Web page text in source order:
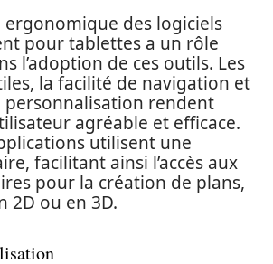
ergonomique des logiciels
pour tablettes a un rôle
l’adoption de ces outils. Les
la facilité de navigation et
personnalisation rendent
agréable et efficace.
utilisent une
facilitant ainsi l’accès aux
pour la création de plans,
2D ou en 3D.